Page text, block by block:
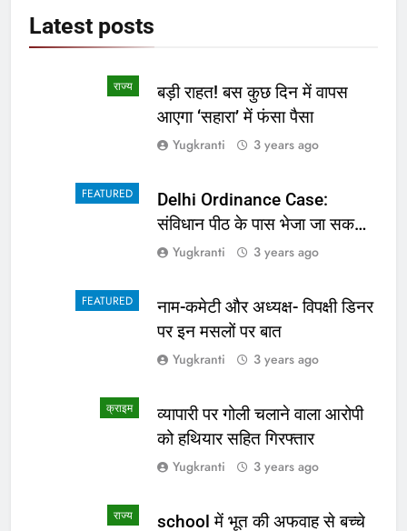
Latest posts
राज्य
बड़ी राहत! बस कुछ दिन में वापस
आएगा ‘सहारा’ में फंसा पैसा
Yugkranti 3 years ago
FEATURED
Delhi Ordinance Case:
संविधान पीठ के पास भेजा जा सकता
है अध्यादेश का मामला
Yugkranti 3 years ago
FEATURED
नाम-कमेटी और अध्यक्ष- विपक्षी डिनर
पर इन मसलों पर बात
Yugkranti 3 years ago
क्राइम
व्यापारी पर गोली चलाने वाला आरोपी
को हथियार सहित गिरफ्तार
Yugkranti 3 years ago
राज्य school में भूत की अफवाह से बच्चे